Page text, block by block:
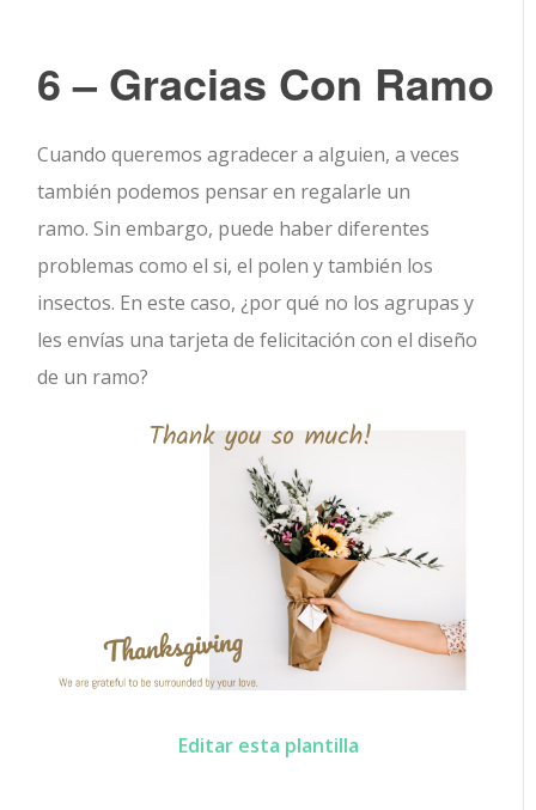
6 – Gracias Con Ramo
Cuando queremos agradecer a alguien, a veces
también podemos pensar en regalarle un
ramo. Sin embargo, puede haber diferentes
problemas como el si, el polen y también los
insectos. En este caso, ¿por qué no los agrupas y
les envías una tarjeta de felicitación con el diseño
de un ramo?
Editar esta plantilla